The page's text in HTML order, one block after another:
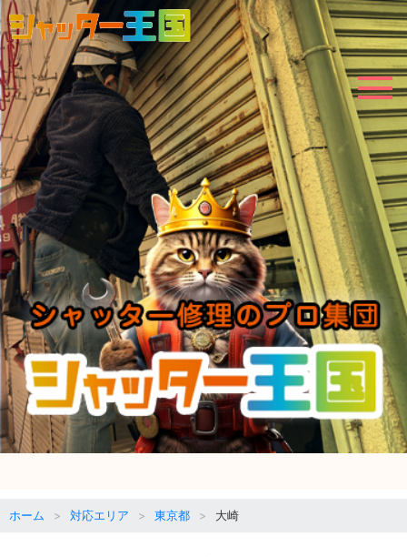
ホーム 対応エリア 東京都 大崎